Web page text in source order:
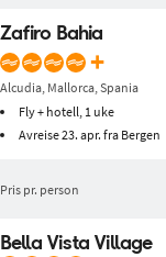
Zafiro Bahia
+
Alcudia, Mallorca, Spania
Fly + hotell, 1 uke
Avreise 23. apr. fra Bergen
Pris pr. person
Bella Vista Village